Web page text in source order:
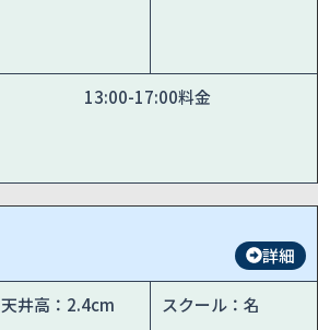
13:00-17:00料金
詳細
天井高：2.4cm スクール：名